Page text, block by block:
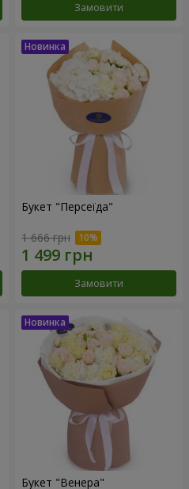
Замовити
Букет "Персеїда"
1 666 грн
Замовити
Букет "Венера"